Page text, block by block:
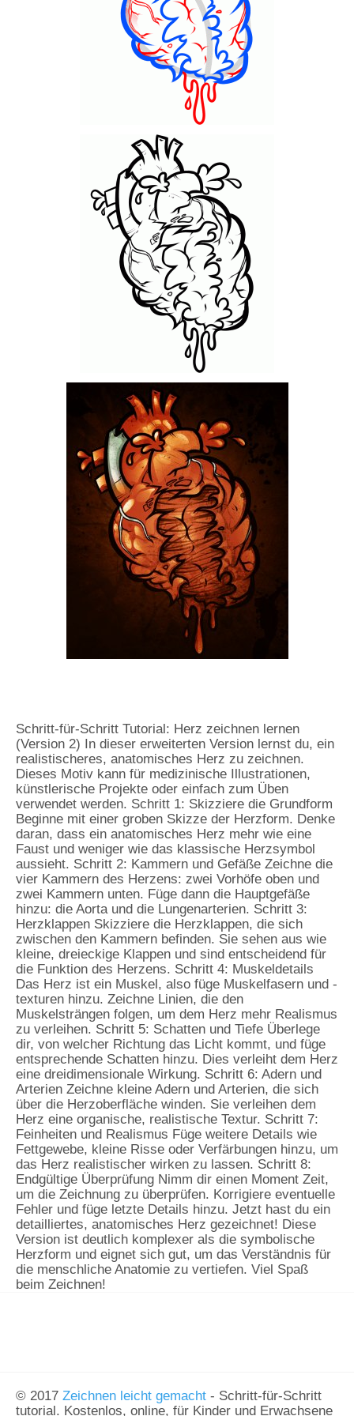
Schritt-für-Schritt Tutorial: Herz zeichnen lernen
(Version 2) In dieser erweiterten Version lernst du, ein
realistischeres, anatomisches Herz zu zeichnen.
Dieses Motiv kann für medizinische Illustrationen,
künstlerische Projekte oder einfach zum Üben
verwendet werden. Schritt 1: Skizziere die Grundform
Beginne mit einer groben Skizze der Herzform. Denke
daran, dass ein anatomisches Herz mehr wie eine
Faust und weniger wie das klassische Herzsymbol
aussieht. Schritt 2: Kammern und Gefäße Zeichne die
vier Kammern des Herzens: zwei Vorhöfe oben und
zwei Kammern unten. Füge dann die Hauptgefäße
hinzu: die Aorta und die Lungenarterien. Schritt 3:
Herzklappen Skizziere die Herzklappen, die sich
zwischen den Kammern befinden. Sie sehen aus wie
kleine, dreieckige Klappen und sind entscheidend für
die Funktion des Herzens. Schritt 4: Muskeldetails
Das Herz ist ein Muskel, also füge Muskelfasern und -
texturen hinzu. Zeichne Linien, die den
Muskelsträngen folgen, um dem Herz mehr Realismus
zu verleihen. Schritt 5: Schatten und Tiefe Überlege
dir, von welcher Richtung das Licht kommt, und füge
entsprechende Schatten hinzu. Dies verleiht dem Herz
eine dreidimensionale Wirkung. Schritt 6: Adern und
Arterien Zeichne kleine Adern und Arterien, die sich
über die Herzoberfläche winden. Sie verleihen dem
Herz eine organische, realistische Textur. Schritt 7:
Feinheiten und Realismus Füge weitere Details wie
Fettgewebe, kleine Risse oder Verfärbungen hinzu, um
das Herz realistischer wirken zu lassen. Schritt 8:
Endgültige Überprüfung Nimm dir einen Moment Zeit,
um die Zeichnung zu überprüfen. Korrigiere eventuelle
Fehler und füge letzte Details hinzu. Jetzt hast du ein
detailliertes, anatomisches Herz gezeichnet! Diese
Version ist deutlich komplexer als die symbolische
Herzform und eignet sich gut, um das Verständnis für
die menschliche Anatomie zu vertiefen. Viel Spaß
beim Zeichnen!
© 2017 Zeichnen leicht gemacht - Schritt-für-Schritt
tutorial. Kostenlos, online, für Kinder und Erwachsene